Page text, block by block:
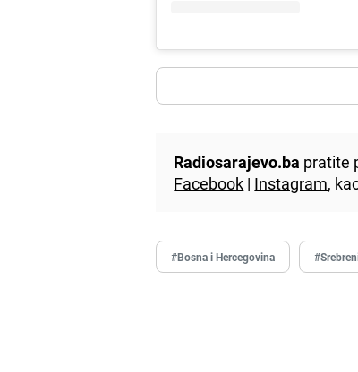
Radiosarajevo.ba pratite
Facebook | Instagram,
#Bosna i Hercegovina